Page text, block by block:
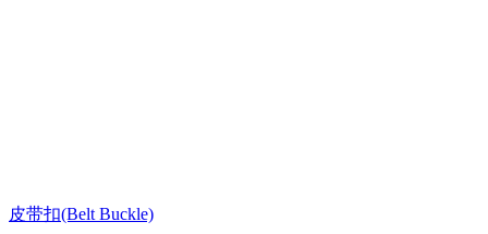
皮带扣(Belt Buckle)